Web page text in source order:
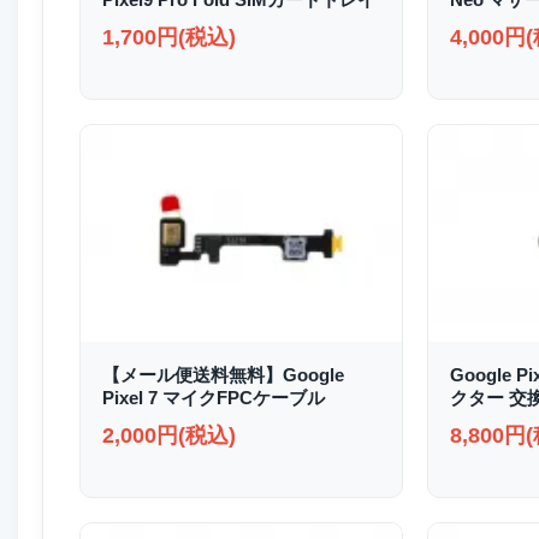
1,700円(税込) 4,000円(
【メール便送料無料】Google
Pixel 7 マイクFPCケーブル
2,000円(税込)
Google
クター 交
8,800円(